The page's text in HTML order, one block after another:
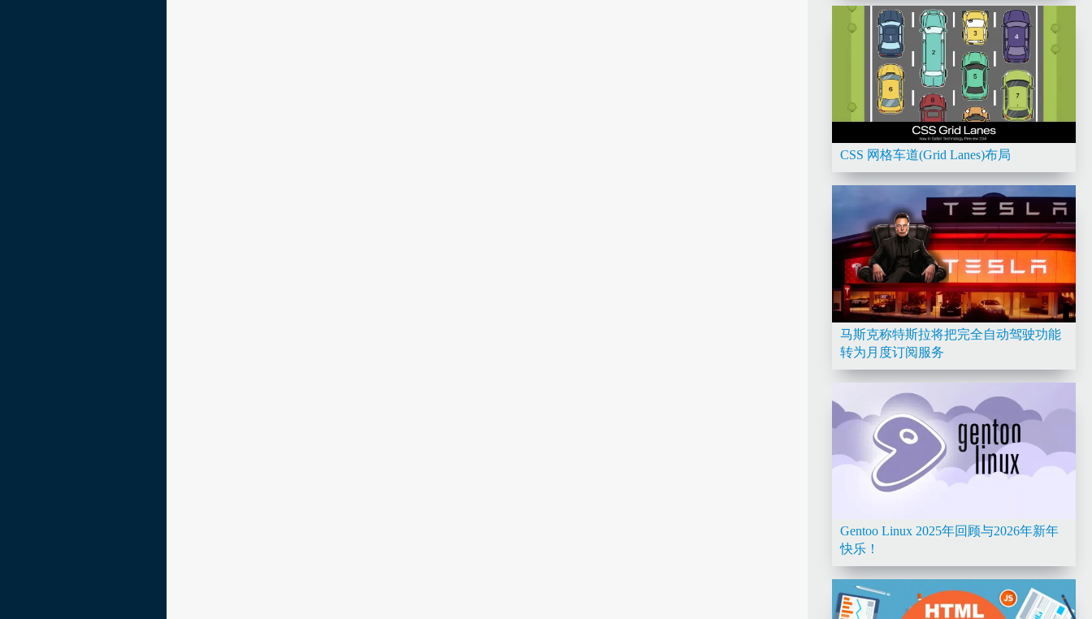
CSS 网格车道(Grid Lanes)布局
马斯克称特斯拉将把完全自动驾驶功能
转为月度订阅服务
Gentoo Linux 2025年回顾与2026年新年
快乐！